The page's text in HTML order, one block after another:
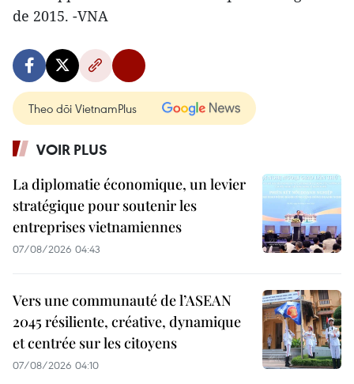
de 2015. -VNA
Theo dõi VietnamPlus
VOIR PLUS
La diplomatie économique, un levier
stratégique pour soutenir les
entreprises vietnamiennes
07/08/2026 04:43
Vers une communauté de l’ASEAN
2045 résiliente, créative, dynamique
et centrée sur les citoyens
07/08/2026 04:10